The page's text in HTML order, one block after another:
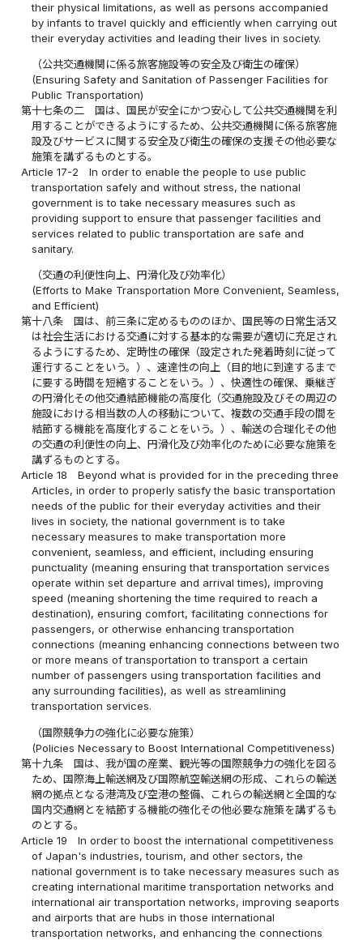
their physical limitations, as well as persons accompanied
by infants to travel quickly and efficiently when carrying out
their everyday activities and leading their lives in society.
（公共交通機関に係る旅客施設等の安全及び衛生の確保）
(Ensuring Safety and Sanitation of Passenger Facilities for
Public Transportation)
第十七条の二
国は、国民が安全にかつ安心して公共交通機関を利
用することができるようにするため、公共交通機関に係る旅客施
設及びサービスに関する安全及び衛生の確保の支援その他必要な
施策を講ずるものとする。
Article 17-2
In order to enable the people to use public
transportation safely and without stress, the national
government is to take necessary measures such as
providing support to ensure that passenger facilities and
services related to public transportation are safe and
sanitary.
（交通の利便性向上、円滑化及び効率化）
(Efforts to Make Transportation More Convenient, Seamless,
and Efficient)
第十八条
国は、前三条に定めるもののほか、国民等の日常生活又
は社会生活における交通に対する基本的な需要が適切に充足され
るようにするため、定時性の確保（設定された発着時刻に従って
運行することをいう。）、速達性の向上（目的地に到達するまで
に要する時間を短縮することをいう。）、快適性の確保、乗継ぎ
の円滑化その他交通結節機能の高度化（交通施設及びその周辺の
施設における相当数の人の移動について、複数の交通手段の間を
結節する機能を高度化することをいう。）、輸送の合理化その他
の交通の利便性の向上、円滑化及び効率化のために必要な施策を
講ずるものとする。
Article 18
Beyond what is provided for in the preceding three
Articles, in order to properly satisfy the basic transportation
needs of the public for their everyday activities and their
lives in society, the national government is to take
necessary measures to make transportation more
convenient, seamless, and efficient, including ensuring
punctuality (meaning ensuring that transportation services
operate within set departure and arrival times), improving
speed (meaning shortening the time required to reach a
destination), ensuring comfort, facilitating connections for
passengers, or otherwise enhancing transportation
connections (meaning enhancing connections between two
or more means of transportation to transport a certain
number of passengers using transportation facilities and
any surrounding facilities), as well as streamlining
transportation services.
（国際競争力の強化に必要な施策）
(Policies Necessary to Boost International Competitiveness)
第十九条
国は、我が国の産業、観光等の国際競争力の強化を図る
ため、国際海上輸送網及び国際航空輸送網の形成、これらの輸送
網の拠点となる港湾及び空港の整備、これらの輸送網と全国的な
国内交通網とを結節する機能の強化その他必要な施策を講ずるも
のとする。
Article 19
In order to boost the international competitiveness
of Japan's industries, tourism, and other sectors, the
national government is to take necessary measures such as
creating international maritime transportation networks and
international air transportation networks, improving seaports
and airports that are hubs in those international
transportation networks, and enhancing the connections